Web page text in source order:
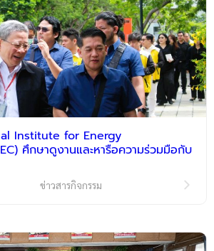
Institute for Energy
ศึกษาดูงานและหารือความร่วมมือกับ
ข่าวสารกิจกรรม